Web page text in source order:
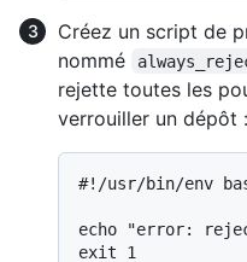
Créez un script de
nommé
rejette toutes les
verrouiller un dépôt :
#!/usr/bin/env
echo "error: